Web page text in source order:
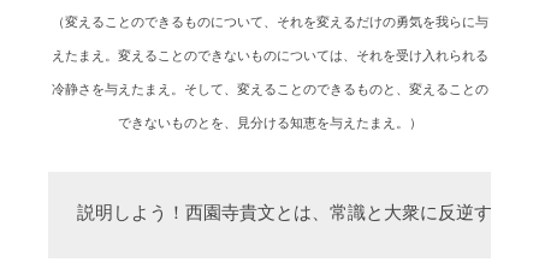
（変えることのできるものについて、それを変えるだけの勇気を我らに与
えたまえ。変えることのできないものについては、それを受け入れられる
冷静さを与えたまえ。そして、変えることのできるものと、変えることの
できないものとを、見分ける知恵を与えたまえ。）
説明しよう！西園寺貴文とは、常識と大衆に反逆する